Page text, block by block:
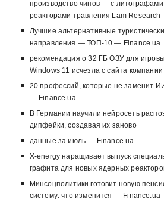
производство чипов — с литографами
реакторами травления Lam Research
Лучшие альтернативные
направления — ТОП-10 — Finance.ua
рекомендация о 32 ГБ ОЗУ для
Windows 11 исчезла с сайта компании
20 профессий, которые не заменит
— Finance.ua
В Германии научили нейросеть
дипфейки, создавая их заново
данные за июль — Finance.ua
X-energy наращивает выпуск
графита для новых ядерных
Минсоцполитики готовит новую
систему: что изменится — Finance.ua